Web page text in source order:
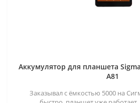
Аккумулятор для планшета
A81
Заказывал с ёмкостью 5000 на